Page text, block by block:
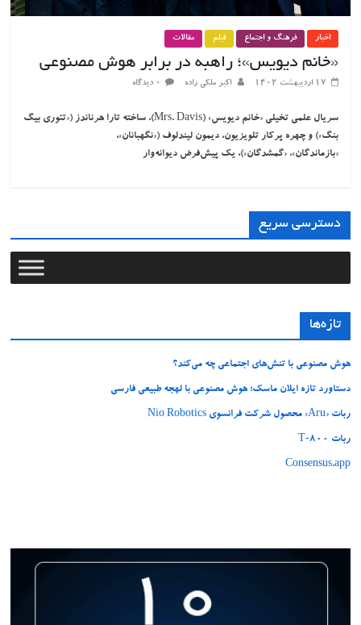
اخبار فرهنگ و اجتماع فیلم مقالات
«خانم دیویس»؛ راهبه‌ در برابر هوش مصنوعی
۱۷ اردیبهشت ۱۴۰۲ اکبر ملکی زاده ۰ دیدگاه
سریال علمی تخیلی «خانم دیویس» (Mrs. Davis)، ساخته تارا هرناندز («تئوری بیگ
بنگ») و چهره پرکار تلویزیون، دیمون لیندلوف («نگهبانان»،
«بازماندگان»، «گمشدگان»)، یک پیش‌فرض دیوانه‌وار
دسترسی سریع
تازه‌ها
هوش مصنوعی با تنش‌های اجتماعی چه می‌کند؟
دستاورد تازه ایلان ماسک؛ هوش مصنوعی با لهجه طبیعی فارسی
ربات «Aru» محصول شرکت فرانسوی Nio Robotics
ربات T‑800
Consensus.app